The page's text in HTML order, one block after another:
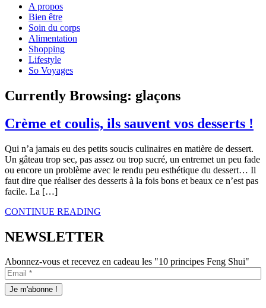
A propos
Bien être
Soin du corps
Alimentation
Shopping
Lifestyle
So Voyages
Currently Browsing: glaçons
Crème et coulis, ils sauvent vos desserts !
Qui n’a jamais eu des petits soucis culinaires en matière de dessert.
Un gâteau trop sec, pas assez ou trop sucré, un entremet un peu fade
ou encore un problème avec le rendu peu esthétique du dessert… Il
faut dire que réaliser des desserts à la fois bons et beaux ce n’est pas
facile. La […]
CONTINUE READING
NEWSLETTER
Abonnez-vous et recevez en cadeau les "10 principes Feng Shui"